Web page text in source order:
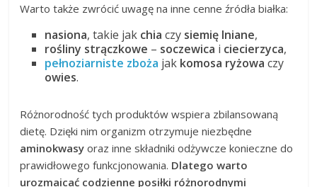
Warto także zwrócić uwagę na inne cenne źródła białka:
nasiona, takie jak chia czy siemię lniane,
rośliny strączkowe – soczewica i ciecierzyca,
pełnoziarniste zboża jak komosa ryżowa czy
owies.
Różnorodność tych produktów wspiera zbilansowaną
dietę. Dzięki nim organizm otrzymuje niezbędne
aminokwasy oraz inne składniki odżywcze konieczne do
prawidłowego funkcjonowania. Dlatego warto
urozmaicać codzienne posiłki różnorodnymi